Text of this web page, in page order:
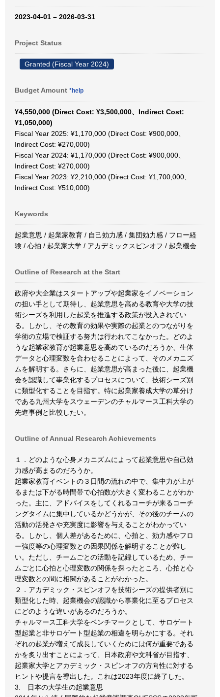
2023-04-01 – 2026-03-31
Project Status
Granted (Fiscal Year 2024)
Budget Amount *help
¥4,550,000 (Direct Cost: ¥3,500,000、Indirect Cost:
¥1,050,000)
Fiscal Year 2025: ¥1,170,000 (Direct Cost: ¥900,000、
Indirect Cost: ¥270,000)
Fiscal Year 2024: ¥1,170,000 (Direct Cost: ¥900,000、
Indirect Cost: ¥270,000)
Fiscal Year 2023: ¥2,210,000 (Direct Cost: ¥1,700,000、
Indirect Cost: ¥510,000)
Keywords
起業意思 / 起業家教育 / 自己効力感 / 集団効力感 / フロー経
験 / 心拍 / 起業家大学 / アカデミックスピンオフ / 起業機会
Outline of Research at the Start
政府や大企業はスタートアップや起業家をイノベーション
の担い手として期待し、起業意思を高める教育や大学の技
術シーズを利用した起業を推進する政策が投入されてい
る。しかし、その教育の効果や実際の起業とのつながりを
学術の立場で検証する努力は行われてこなかった。どのよ
うな起業家教育が起業意思を高めているのだろうか、生体
データと心理変数を合わせることによって、そのメカニズ
ムを解明する。さらに、起業意思が高まった後に、起業機
会を認識して事業化するプロセスについて、技術シーズ別
に類型化することを目指す。特に起業家養成大学の草分け
である九州大学をスウェーデンのチャルマース工科大学の
先進事例と比較したい。
Outline of Annual Research Achievements
１．どのような心身メカニズムによって起業意思や自己効
力感が高まるのだろうか。
起業家教育イベントの３日間の流れの中で、集中力が上が
るまたは下がる時間帯で心拍数が大きく変わることがわか
った。主に、アドバイスをしてくれるコーチが来るコーチ
ングタイムに集中しているかどうかが、その後のチームの
活動の活発さや充実度に影響を与えることがわかってい
る。しかし、個人差があるために、心拍と、効力感やフロ
ー強度等の心理変数との因果関係を解明することが難し
い。ただし、チームごとの活動を記録しているため、チー
ムごとに心拍と心理変数の関係を探ったところ、心拍と心
理変数との間に相関があることがわかった。
２．アカデミック・スピンオフを技術シーズの提供者別に
類型化した時、起業機会の認識から事業化に至るプロセス
にどのような違いがあるのだろうか。
チャルマース工科大学をベンチマークとして、サロゲート
型起業と非サロゲート型起業の相違を明らかにする。それ
ぞれの起業が増えて成長していくためには何が重要である
かを炙り出すことによって、日本政府や文科省が目指す、
起業家大学とアカデミック・スピンオフの方向性に対する
ヒントや提言を導出した。これは2023年度に終了した。
3. 日本の大学生の起業意思